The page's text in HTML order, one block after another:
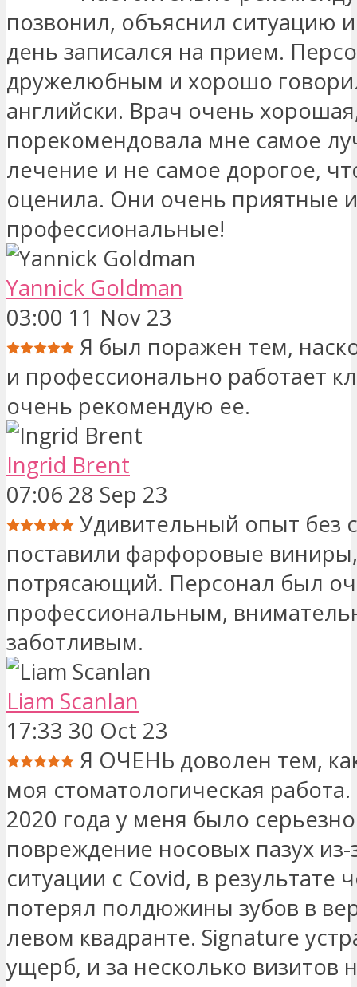
позвонил, объяснил ситуацию
день записался на прием.
дружелюбным и хорошо
английски. Врач очень
порекомендовала мне самое
лечение и не самое дорогое,
оценила. Они очень приятные и
профессиональные!
Yannick Goldman
03:00 11 Nov 23
Я был поражен тем,
и профессионально работает
очень рекомендую ее.
Ingrid Brent
07:06 28 Sep 23
Удивительный опыт без
поставили фарфоровые
потрясающий. Персонал был
профессиональным,
заботливым.
Liam Scanlan
17:33 30 Oct 23
Я ОЧЕНЬ доволен тем,
моя стоматологическая
2020 года у меня было
повреждение носовых пазух
ситуации с Covid, в результате
потерял полдюжины зубов в
левом квадранте. Signature
ущерб, и за несколько визитов